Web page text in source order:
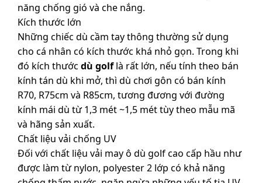
năng chống gió và che nắng.
Kích thước lớn
Những chiếc dù cầm tay thông thường sử dụng
cho cá nhân có kích thước khá nhỏ gọn. Trong khi
đó kích thước dù golflà rất lớn, nếu tính theo bán
kính tán dù khi mở, thì dù chơi gôn có bán kính
R70, R75cm và R85cm, tương đương với đường
kính mái dù từ 1,3 mét ~1,5 mét tùy theo mẫu mã
và hãng sản xuất.
Chất liệu vải chống UV
Đối với chất liệu vải may ô dù golf cao cấp hầu như
được làm từ nylon, polyester 2 lớp có khả năng